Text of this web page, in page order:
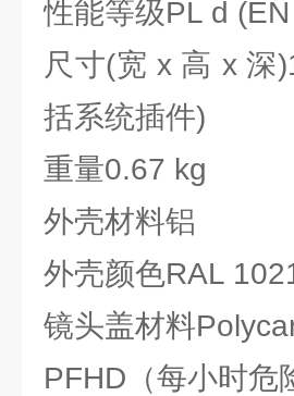
性能等级PL d
尺寸(宽 x 高 x 深)
括系统插件)
重量0.67 kg
外壳材料铝
外壳颜色RAL
镜头盖材料
PFHD（每小时危